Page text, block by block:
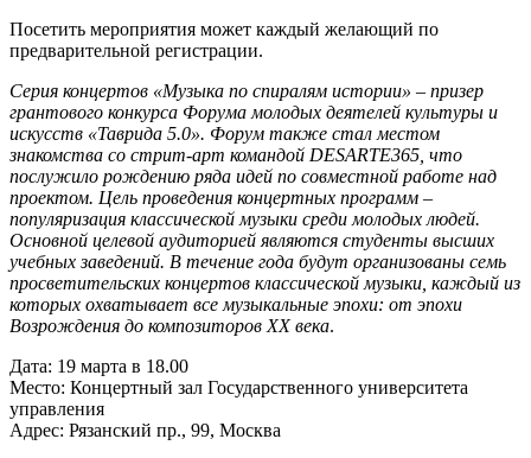
Посетить мероприятия может каждый желающий по
предварительной регистрации.
Серия концертов «Музыка по спиралям истории» – призер
грантового конкурса Форума молодых деятелей культуры и
искусств «Таврида 5.0». Форум также стал местом
знакомства со стрит-арт командой DESARTE365, что
послужило рождению ряда идей по совместной работе над
проектом. Цель проведения концертных программ –
популяризация классической музыки среди молодых людей.
Основной целевой аудиторией являются студенты высших
учебных заведений. В течение года будут организованы семь
просветительских концертов классической музыки, каждый из
которых охватывает все музыкальные эпохи: от эпохи
Возрождения до композиторов ХХ века.
Дата: 19 марта в 18.00
Место: Концертный зал Государственного университета
управления
Адрес: Рязанский пр., 99, Москва